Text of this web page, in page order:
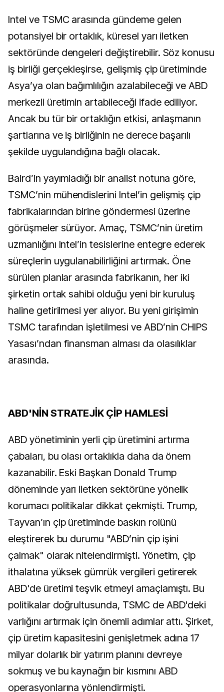
Intel ve TSMC arasında gündeme gelen
potansiyel bir ortaklık, küresel yarı iletken
sektöründe dengeleri değiştirebilir. Söz konusu
iş birliği gerçekleşirse, gelişmiş çip üretiminde
Asya’ya olan bağımlılığın azalabileceği ve ABD
merkezli üretimin artabileceği ifade ediliyor.
Ancak bu tür bir ortaklığın etkisi, anlaşmanın
şartlarına ve iş birliğinin ne derece başarılı
şekilde uygulandığına bağlı olacak.
Baird’in yayımladığı bir analist notuna göre,
TSMC’nin mühendislerini Intel’in gelişmiş çip
fabrikalarından birine göndermesi üzerine
görüşmeler sürüyor. Amaç, TSMC’nin üretim
uzmanlığını Intel’in tesislerine entegre ederek
süreçlerin uygulanabilirliğini artırmak. Öne
sürülen planlar arasında fabrikanın, her iki
şirketin ortak sahibi olduğu yeni bir kuruluş
haline getirilmesi yer alıyor. Bu yeni girişimin
TSMC tarafından işletilmesi ve ABD’nin CHIPS
Yasası’ndan finansman alması da olasılıklar
arasında.
ABD'NİN STRATEJİK ÇİP HAMLESİ
ABD yönetiminin yerli çip üretimini artırma
çabaları, bu olası ortaklıkla daha da önem
kazanabilir. Eski Başkan Donald Trump
döneminde yarı iletken sektörüne yönelik
korumacı politikalar dikkat çekmişti. Trump,
Tayvan’ın çip üretiminde baskın rolünü
eleştirerek bu durumu "ABD’nin çip işini
çalmak" olarak nitelendirmişti. Yönetim, çip
ithalatına yüksek gümrük vergileri getirerek
ABD'de üretimi teşvik etmeyi amaçlamıştı. Bu
politikalar doğrultusunda, TSMC de ABD'deki
varlığını artırmak için önemli adımlar attı. Şirket,
çip üretim kapasitesini genişletmek adına 17
milyar dolarlık bir yatırım planını devreye
sokmuş ve bu kaynağın bir kısmını ABD
operasyonlarına yönlendirmişti.